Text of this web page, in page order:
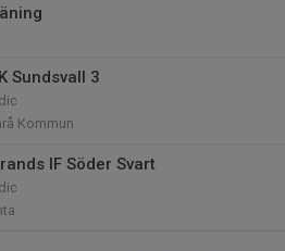
Sundsvall 3
Kommun
IF Söder Svart